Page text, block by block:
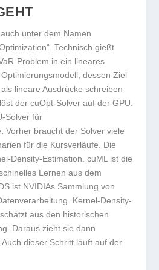
unter dem Namen
Technisch gießt
Problem in ein lineares
dessen Ziel
lineare Ausdrücke schreiben
dercuOpt-Solver auf der GPU.
Solver für
Vorher braucht der Solver viele
für die Kursverläufe. Die
Density-Estimation. cuML ist die
Lernen aus dem
ist NVIDIAs Sammlung von
Kernel-Density-
aus den historischen
Daraus zieht sie dann
dieser Schritt läuft auf der